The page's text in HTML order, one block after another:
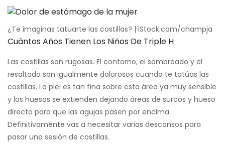
¿Te imaginas tatuarte las costillas? | iStock.com/champja
Cuántos Años Tienen Los Niños De Triple H
Las costillas son rugosas. El contorno, el sombreado y el
resaltado son igualmente dolorosos cuando te tatúas las
costillas. La piel es tan fina sobre esta área ya muy sensible
y los huesos se extienden dejando áreas de surcos y hueso
directo para que las agujas pasen por encima.
Definitivamente vas a necesitar varios descansos para
pasar una sesión de costillas.